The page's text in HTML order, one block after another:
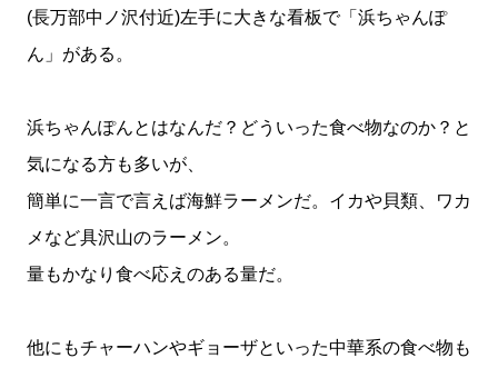
(長万部中ノ沢付近)左手に大きな看板で「浜ちゃんぽ
ん」がある。
浜ちゃんぽんとはなんだ？どういった食べ物なのか？と
気になる方も多いが、
簡単に一言で言えば海鮮ラーメンだ。イカや貝類、ワカ
メなど具沢山のラーメン。
量もかなり食べ応えのある量だ。
他にもチャーハンやギョーザといった中華系の食べ物も